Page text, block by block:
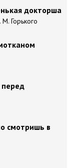
докторша
Горького
перед
смотришь в